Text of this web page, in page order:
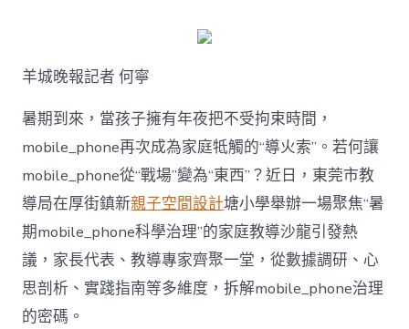
治
理
難
題？
讓
mobilJIUYI
俱
意
空
間
設
羊城晚報記者 何寧
暑期到來，當孩子擁有年夜把不受拘束時間，
mobile_phone再次成為家庭牴觸的“導火索”。若何讓
mobile_phone從“戰場”變為“東西”？近日，東莞市教
導局在厚街鎮新親子空間設計塘小學舉辦一場聚焦“暑
期mobile_phone科學治理”的家庭教導沙龍引發熱
議，家長代表、教導專家齊聚一堂，從數據調研、心
思剖析、實踐指南等多維度，拆解mobile_phone治理
的密碼。